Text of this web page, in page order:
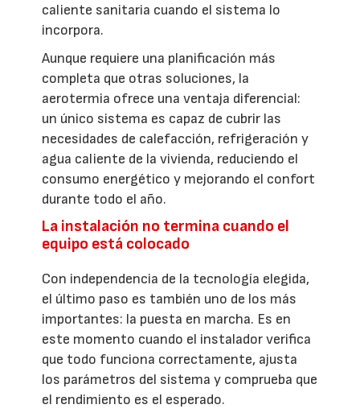
caliente sanitaria cuando el sistema lo
incorpora.
Aunque requiere una planificación más
completa que otras soluciones, la
aerotermia ofrece una ventaja diferencial:
un único sistema es capaz de cubrir las
necesidades de calefacción, refrigeración y
agua caliente de la vivienda, reduciendo el
consumo energético y mejorando el confort
durante todo el año.
La instalación no termina cuando el
equipo está colocado
Con independencia de la tecnología elegida,
el último paso es también uno de los más
importantes: la puesta en marcha. Es en
este momento cuando el instalador verifica
que todo funciona correctamente, ajusta
los parámetros del sistema y comprueba que
el rendimiento es el esperado.